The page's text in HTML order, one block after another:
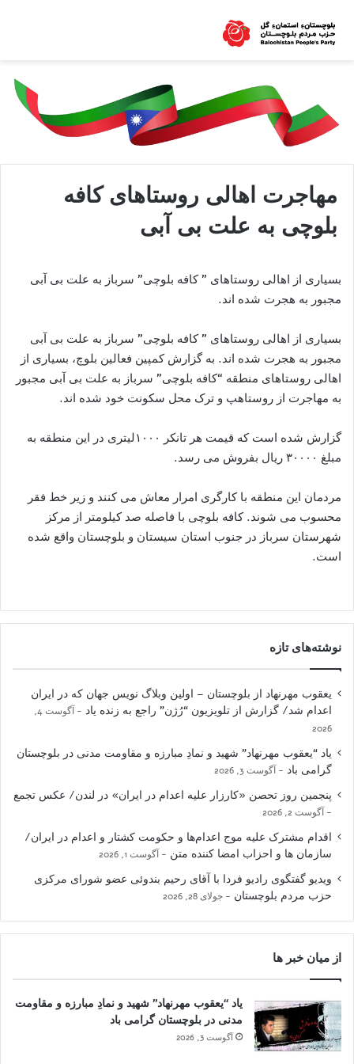
مهاجرت اهالی روستاهای کافه
بلوچی به علت بی آبی
بسیاری از اهالی روستاهای ” کافه بلوچی” سرباز به علت بی آبی
مجبور به هجرت شده اند.
بسیاری از اهالی روستاهای ” کافه بلوچی” سرباز به علت بی آبی
مجبور به هجرت شده اند. به گزارش کمپین فعالین بلوچ، بسیاری از
اهالی روستاهای منطقه “کافه بلوچی” سرباز به علت بی آبی مجبور
به مهاجرت از روستاهپ و ترک محل سکونت خود شده اند.
گزارش شده است که قیمت هر تانکر ۱۰۰۰لیتری در این منطقه به
مبلغ ۳۰۰۰۰ ریال بفروش می رسد.
مردمان این منطقه با کارگری امرار معاش می کنند و زیر خط فقر
محسوب می شوند. کافه بلوچی با فاصله صد کیلومتر از مرکز
شهرستان سرباز در جنوب استان سیستان و بلوچستان واقع شده
است.
نوشته‌های تازه
یعقوب مهرنهاد از بلوچستان – اولین وبلاگ نویس جهان که در ایران
اعدام شد/ گزارش از تلویزیون “رُژن” راجع به زنده یاد
آگوست 4,
2026
یاد “یعقوب مهرنهاد” شهید و نمادِ مبارزه و مقاومت مدنی در بلوچستان
گرامی باد
آگوست 3, 2026
پنجمین روز تحصن «کارزار علیه اعدام در ایران» در لندن/ عکس تجمع
آگوست 2, 2026
اقدام مشترک علیه موج اعدام‌ها و حکومت کشتار و اعدام در ایران/
سازمان ها و احزاب امضا کننده متن
آگوست 1, 2026
ویدیو گفتگوی رادیو فردا با آقای رحیم بندوئی عضو شورای مرکزی
حزب مردم بلوچستان
جولای 28, 2026
از میان خبر ها
یاد “یعقوب مهرنهاد” شهید و نمادِ مبارزه و مقاومت
مدنی در بلوچستان گرامی باد
آگوست 3, 2026